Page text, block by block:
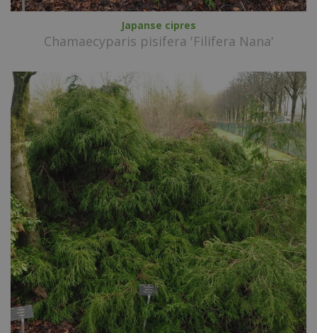
Japanse cipres
Chamaecyparis pisifera 'Filifera Nana'